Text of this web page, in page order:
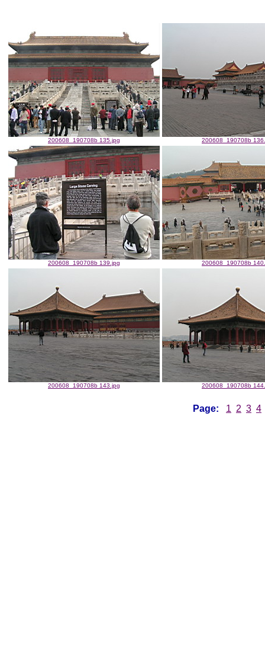
200608_190708b 135.jpg 200608_190708b
200608_190708b 139.jpg 200608_190708b
200608_190708b 143.jpg 200608_190708b
Page: 1 2 3 4